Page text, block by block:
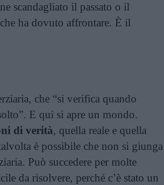
scandagliato il passato o il
ha dovuto affrontare. È il
che “si verifica quando
E qui si apre un mondo.
di verità, quella reale e quella
è possibile che non si giunga
Può succedere per molte
da risolvere, perché c’è stato un